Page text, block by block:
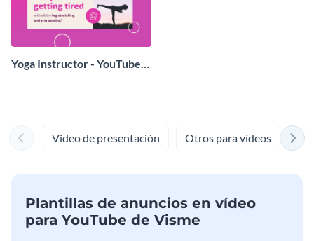
Yoga Instructor - YouTube
Video de presentación Otros para vídeos
Plantillas de anuncios en vídeo
para YouTube de Visme